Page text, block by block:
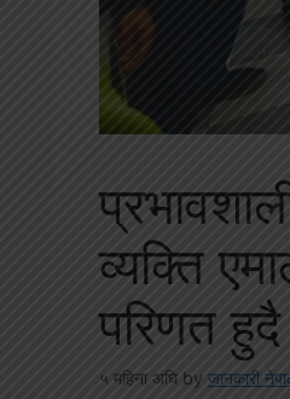
व्यक्ति
परिणत हुदै
५ महिना अघि by जानकारी